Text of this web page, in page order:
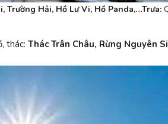
Trường Hải, Hồ Lư Vi, Hồ Panda,…Trưa:
thác: Thác Trân Châu, Rừng Nguyên